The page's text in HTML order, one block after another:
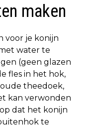
maken
voor je konijn
water te
(geen glazen
fles in het hok,
theedoek,
kan verwonden
dat het konijn
te